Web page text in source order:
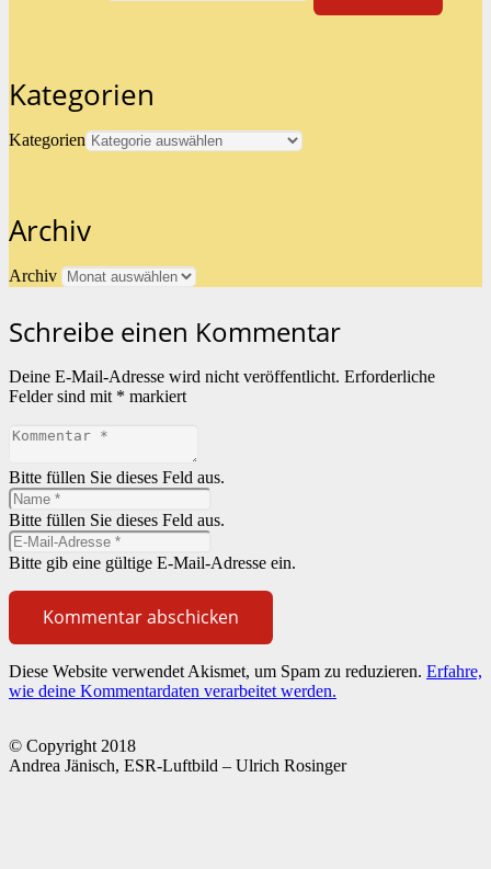
Kategorien
Kategorien
Archiv
Archiv
Schreibe einen Kommentar
Deine E-Mail-Adresse wird nicht veröffentlicht. Erforderliche
Felder sind mit * markiert
Bitte füllen Sie dieses Feld aus.
Bitte füllen Sie dieses Feld aus.
Bitte gib eine gültige E-Mail-Adresse ein.
Kommentar abschicken
Diese Website verwendet Akismet, um Spam zu reduzieren. Erfahre,
wie deine Kommentardaten verarbeitet werden.
© Copyright 2018
Andrea Jänisch, ESR-Luftbild – Ulrich Rosinger